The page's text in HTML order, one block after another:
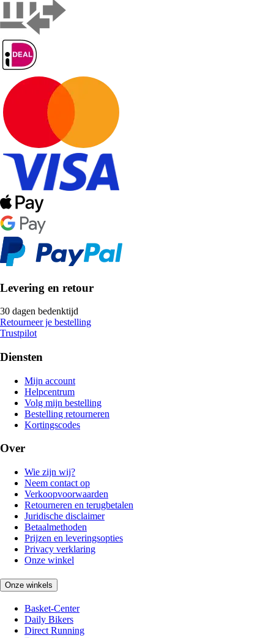
Levering en retour
30 dagen bedenktijd
Retourneer je bestelling
Trustpilot
Diensten
Mijn account
Helpcentrum
Volg mijn bestelling
Bestelling retourneren
Kortingscodes
Over
Wie zijn wij?
Neem contact op
Verkoopvoorwaarden
Retourneren en terugbetalen
Juridische disclaimer
Betaalmethoden
Prijzen en leveringsopties
Privacy verklaring
Onze winkel
Onze winkels
Basket-Center
Daily Bikers
Direct Running